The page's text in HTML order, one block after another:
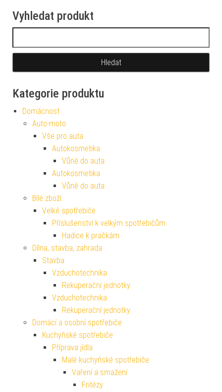
Vyhledat produkt
Kategorie produktu
Domácnost
Auto-moto
Vše pro auta
Autokosmetika
Vůně do auta
Autokosmetika
Vůně do auta
Bílé zboží
Velké spotřebiče
Příslušenství k velkým spotřebičům
Hadice k pračkám
Dílna, stavba, zahrada
Stavba
Vzduchotechnika
Rekuperační jednotky
Vzduchotechnika
Rekuperační jednotky
Domácí a osobní spotřebiče
Kuchyňské spotřebiče
Příprava jídla
Malé kuchyňské spotřebiče
Vaření a smažení
Fritézy